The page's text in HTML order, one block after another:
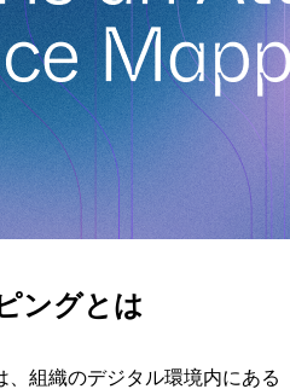
ングとは
組織のデジタル環境内にある